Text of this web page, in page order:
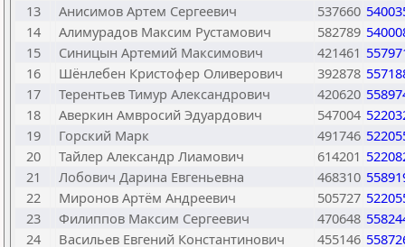
13
Анисимов Артем Сергеевич 537660
14
Алимурадов Максим Рустамович 582789
15
Синицын Артемий Максимович 421461
16
Шёнлебен Кристофер Оливерович 392878
17
Терентьев Тимур Александрович 420620
18
Аверкин Амвросий Эдуардович 547004
19
Горский Марк 491746
20
Тайлер Александр Лиамович 614201
21
Лобович Дарина Евгеньевна 468310
22
Миронов Артём Андреевич 505727
23
Филиппов Максим Сергеевич 470648
24
Васильев Евгений Константинович 455146